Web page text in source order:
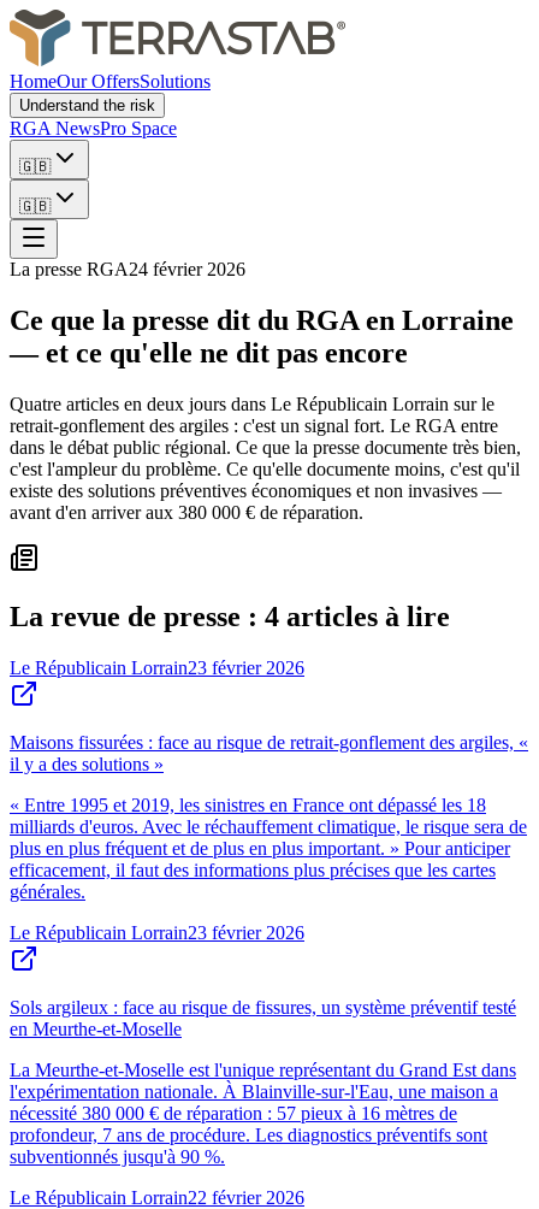
HomeOur OffersSolutions
Understand the risk
RGA NewsPro Space
🇬🇧
🇬🇧
La presse RGA24 février 2026
Ce que la presse dit du RGA en Lorraine
— et ce qu'elle ne dit pas encore
Quatre articles en deux jours dans Le Républicain Lorrain sur le
retrait-gonflement des argiles : c'est un signal fort. Le RGA entre
dans le débat public régional. Ce que la presse documente très bien,
c'est l'ampleur du problème. Ce qu'elle documente moins, c'est qu'il
existe des solutions préventives économiques et non invasives —
avant d'en arriver aux 380 000 € de réparation.
La revue de presse : 4 articles à lire
Le Républicain Lorrain23 février 2026
Maisons fissurées : face au risque de retrait-gonflement des argiles, «
il y a des solutions »
« Entre 1995 et 2019, les sinistres en France ont dépassé les 18
milliards d'euros. Avec le réchauffement climatique, le risque sera de
plus en plus fréquent et de plus en plus important. » Pour anticiper
efficacement, il faut des informations plus précises que les cartes
générales.
Le Républicain Lorrain23 février 2026
Sols argileux : face au risque de fissures, un système préventif testé
en Meurthe-et-Moselle
La Meurthe-et-Moselle est l'unique représentant du Grand Est dans
l'expérimentation nationale. À Blainville-sur-l'Eau, une maison a
nécessité 380 000 € de réparation : 57 pieux à 16 mètres de
profondeur, 7 ans de procédure. Les diagnostics préventifs sont
subventionnés jusqu'à 90 %.
Le Républicain Lorrain22 février 2026